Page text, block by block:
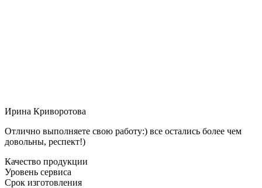
Ирина Криворотова
Отлично выполняете свою работу:) все остались более чем
довольны, респект!)
Качество продукции
Уровень сервиса
Срок изготовления